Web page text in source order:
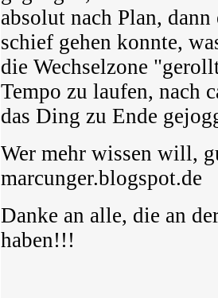
absolut nach Plan,
schief gehen konnte,
die Wechselzone
Tempo zu laufen, nach
das Ding zu Ende
Wer mehr wissen will,
marcunger.blogspot.de
Danke an alle, die an
haben!!!